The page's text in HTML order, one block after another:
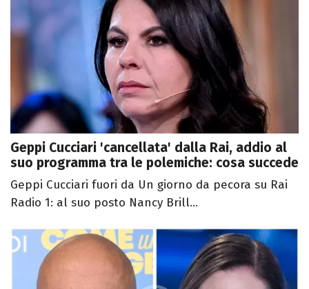
Geppi Cucciari 'cancellata' dalla Rai, addio al
suo programma tra le polemiche: cosa succede
Geppi Cucciari fuori da Un giorno da pecora su Rai
Radio 1: al suo posto Nancy Brill...